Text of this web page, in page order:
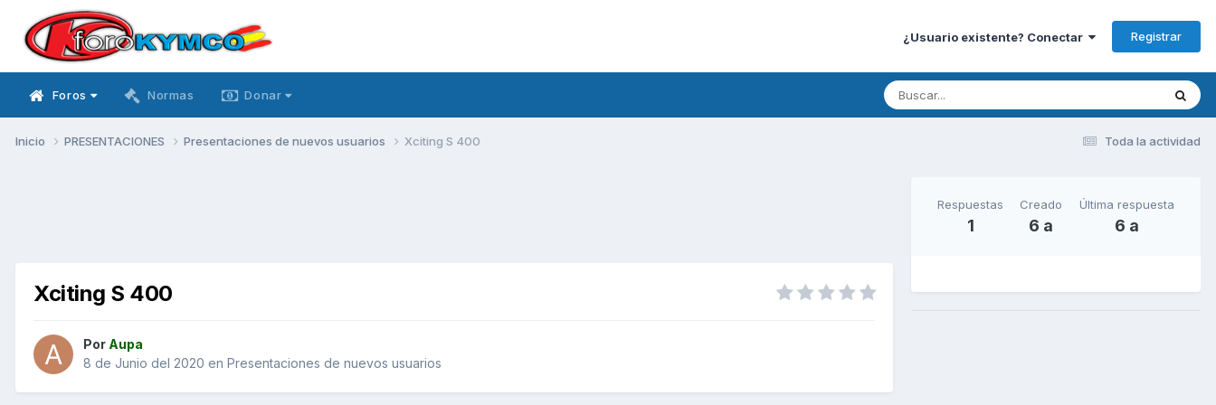
¿Usuario existente? Conectar Registrar
Foros Normas Donar
Toda la actividad
Inicio PRESENTACIONES Presentaciones de nuevos usuarios Xciting S 400
Xciting S 400
Por Aupa
8 de Junio del 2020 en Presentaciones de nuevos usuarios
Respuestas
1
Creado
6 a
Última respuesta
6 a